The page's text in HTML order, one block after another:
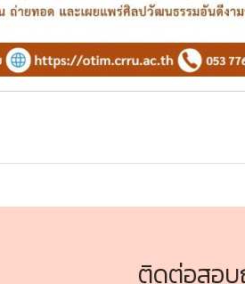
ติดต่อสอบ